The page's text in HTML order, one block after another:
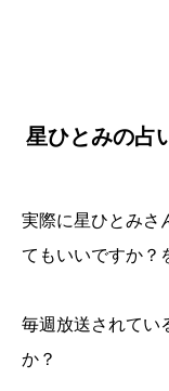
星ひとみの占
実際に星ひとみさ
てもいいですか？
毎週放送されてい
か？